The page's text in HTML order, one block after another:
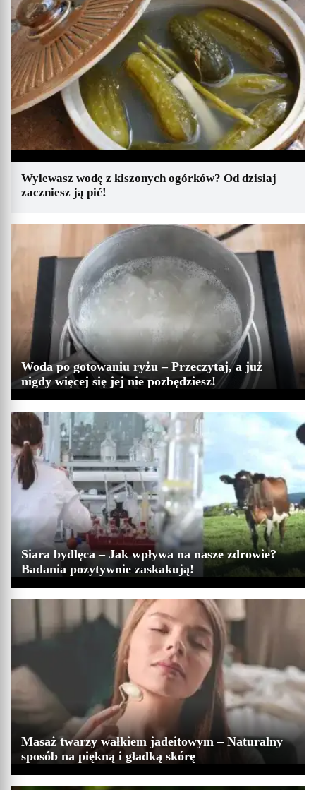
Wylewasz wodę z kiszonych ogórków? Od dzisiaj
zaczniesz ją pić!
Woda po gotowaniu ryżu – Przeczytaj, a już
nigdy więcej się jej nie pozbędziesz!
Siara bydlęca – Jak wpływa na nasze zdrowie?
Badania pozytywnie zaskakują!
Masaż twarzy wałkiem jadeitowym – Naturalny
sposób na piękną i gładką skórę